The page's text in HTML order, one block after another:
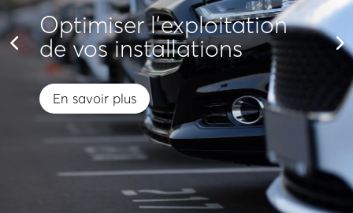
Optimiser l'exploitation
de vos installations
En savoir plus